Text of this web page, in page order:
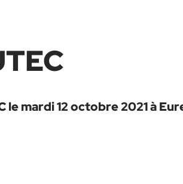
le mardi 12 octobre 2021 à